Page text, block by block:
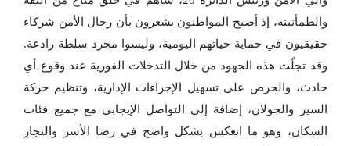
والطمأنينة، إذ أصبح المواطنون يشعرون بأن رجال الأمن شركاء
حقيقيون في حماية حياتهم اليومية، وليسوا مجرد سلطة رادعة.
وقد تجلّت هذه الجهود من خلال التدخلات الفورية عند وقوع أي
حادث، والحرص على تسهيل الإجراءات الإدارية، وتنظيم حركة
السير والجولان، إضافة إلى التواصل الإيجابي مع جميع فئات
السكان، وهو ما انعكس بشكل واضح في رضا الأسر والتجار